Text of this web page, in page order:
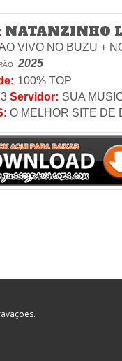
NATANZINHO
VIVO NO BUZU +
2025
100% TOP
Servidor: SUA
: O MELHOR SITE DE